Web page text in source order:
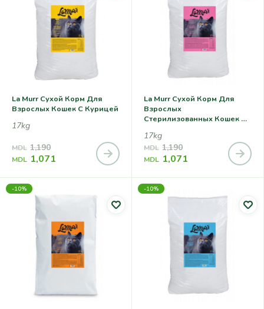
La Murr Сухой Корм Для
Взрослых Кошек C Курицей
17kg
MDL 1,190
MDL 1,071
La Murr Сухой Корм Для
Взрослых
Стерилизованных Кошек С
17kg
MDL 1,190
MDL 1,071
-10% -10%